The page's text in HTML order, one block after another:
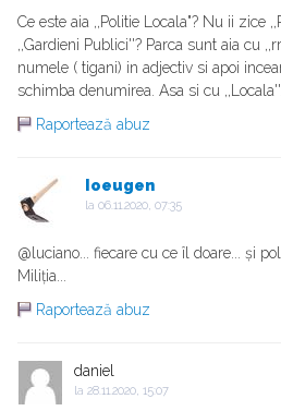
Ce este aia ,,Politie Locala"? Nu ii zice
,,Gardieni Publici''? Parca sunt aia cu
numele ( tigani) in adjectiv si apoi
schimba denumirea. Asa si cu
Raportează abuz
Ioeugen
la 06.11.2020, 07:35
@luciano... fiecare cu ce îl doare... și
Miliția...
Raportează abuz
daniel
la 28.11.2020, 15:07